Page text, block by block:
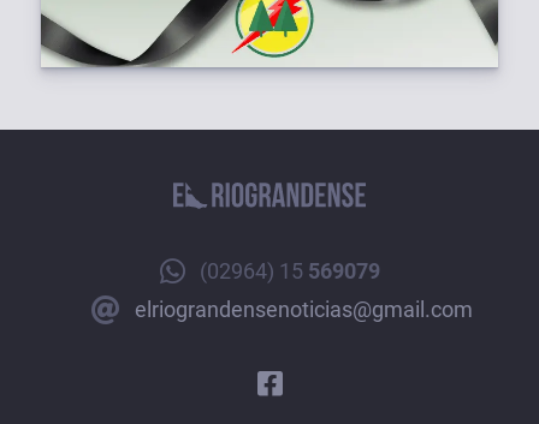
(02964) 15 569079
elriograndensenoticias@gmail.com